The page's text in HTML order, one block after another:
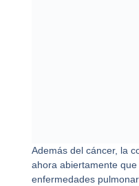
Además del cáncer, la
ahora abiertamente
enfermedades